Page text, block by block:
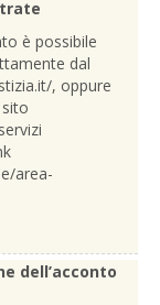
è possibile
dal
, oppure
area-
dell’acconto